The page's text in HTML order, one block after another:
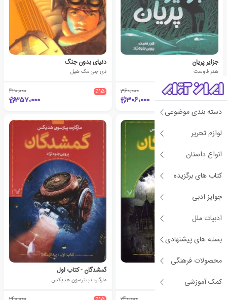
دسته بندی موضوعی
لوازم تحریر
انواع داستان
کتاب های برگزیده
جوایز ادبی
ادبیات ملل
بسته های پیشنهادی
محصولات فرهنگی
کمک آموزشی
جزایر پریان
هدر فاوست
٪15 360،000
306،000
دنیای بدون جنگ
دی جی مک هیل
٪15 420،000
357،000
مارگارت پیترسون هدیکس
گمشدگان - کتاب اول
مارگارت پیترسون هدیکس